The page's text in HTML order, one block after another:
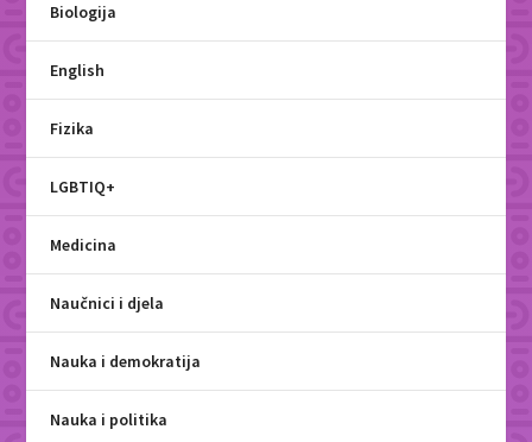
Biologija
English
Fizika
LGBTIQ+
Medicina
Naučnici i djela
Nauka i demokratija
Nauka i politika